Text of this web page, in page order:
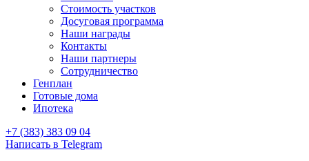
Стоимость участков
Досуговая программа
Наши награды
Контакты
Наши партнеры
Сотрудничество
Генплан
Готовые дома
Ипотека
+7 (383) 383 09 04
Написать в Telegram